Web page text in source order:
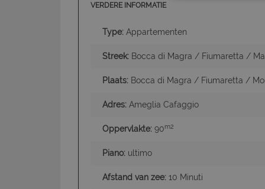
VERDERE INFORMATIE
Type: Appartementen
Streek: Bocca di Magra / Fiumaretta /
Plaats: Bocca di Magra / Fiumaretta /
Adres: Ameglia Cafaggio
Oppervlakte: 90m2
Piano: ultimo
Afstand van zee: 10 Minuti